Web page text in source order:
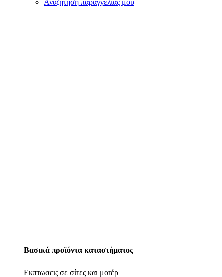
Αναζήτηση παραγγελίας μου
Βασικά προϊόντα καταστήματος
Εκπτωσεις σε σίτες και μοτέρ